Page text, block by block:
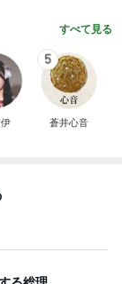
すべて見る
5
蒼井心音